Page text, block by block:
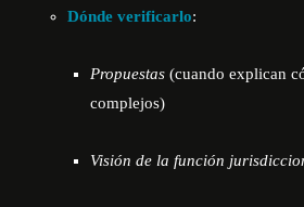
Dónde verificarlo:
Propuestas (cuando explican
complejos)
Visión de la función